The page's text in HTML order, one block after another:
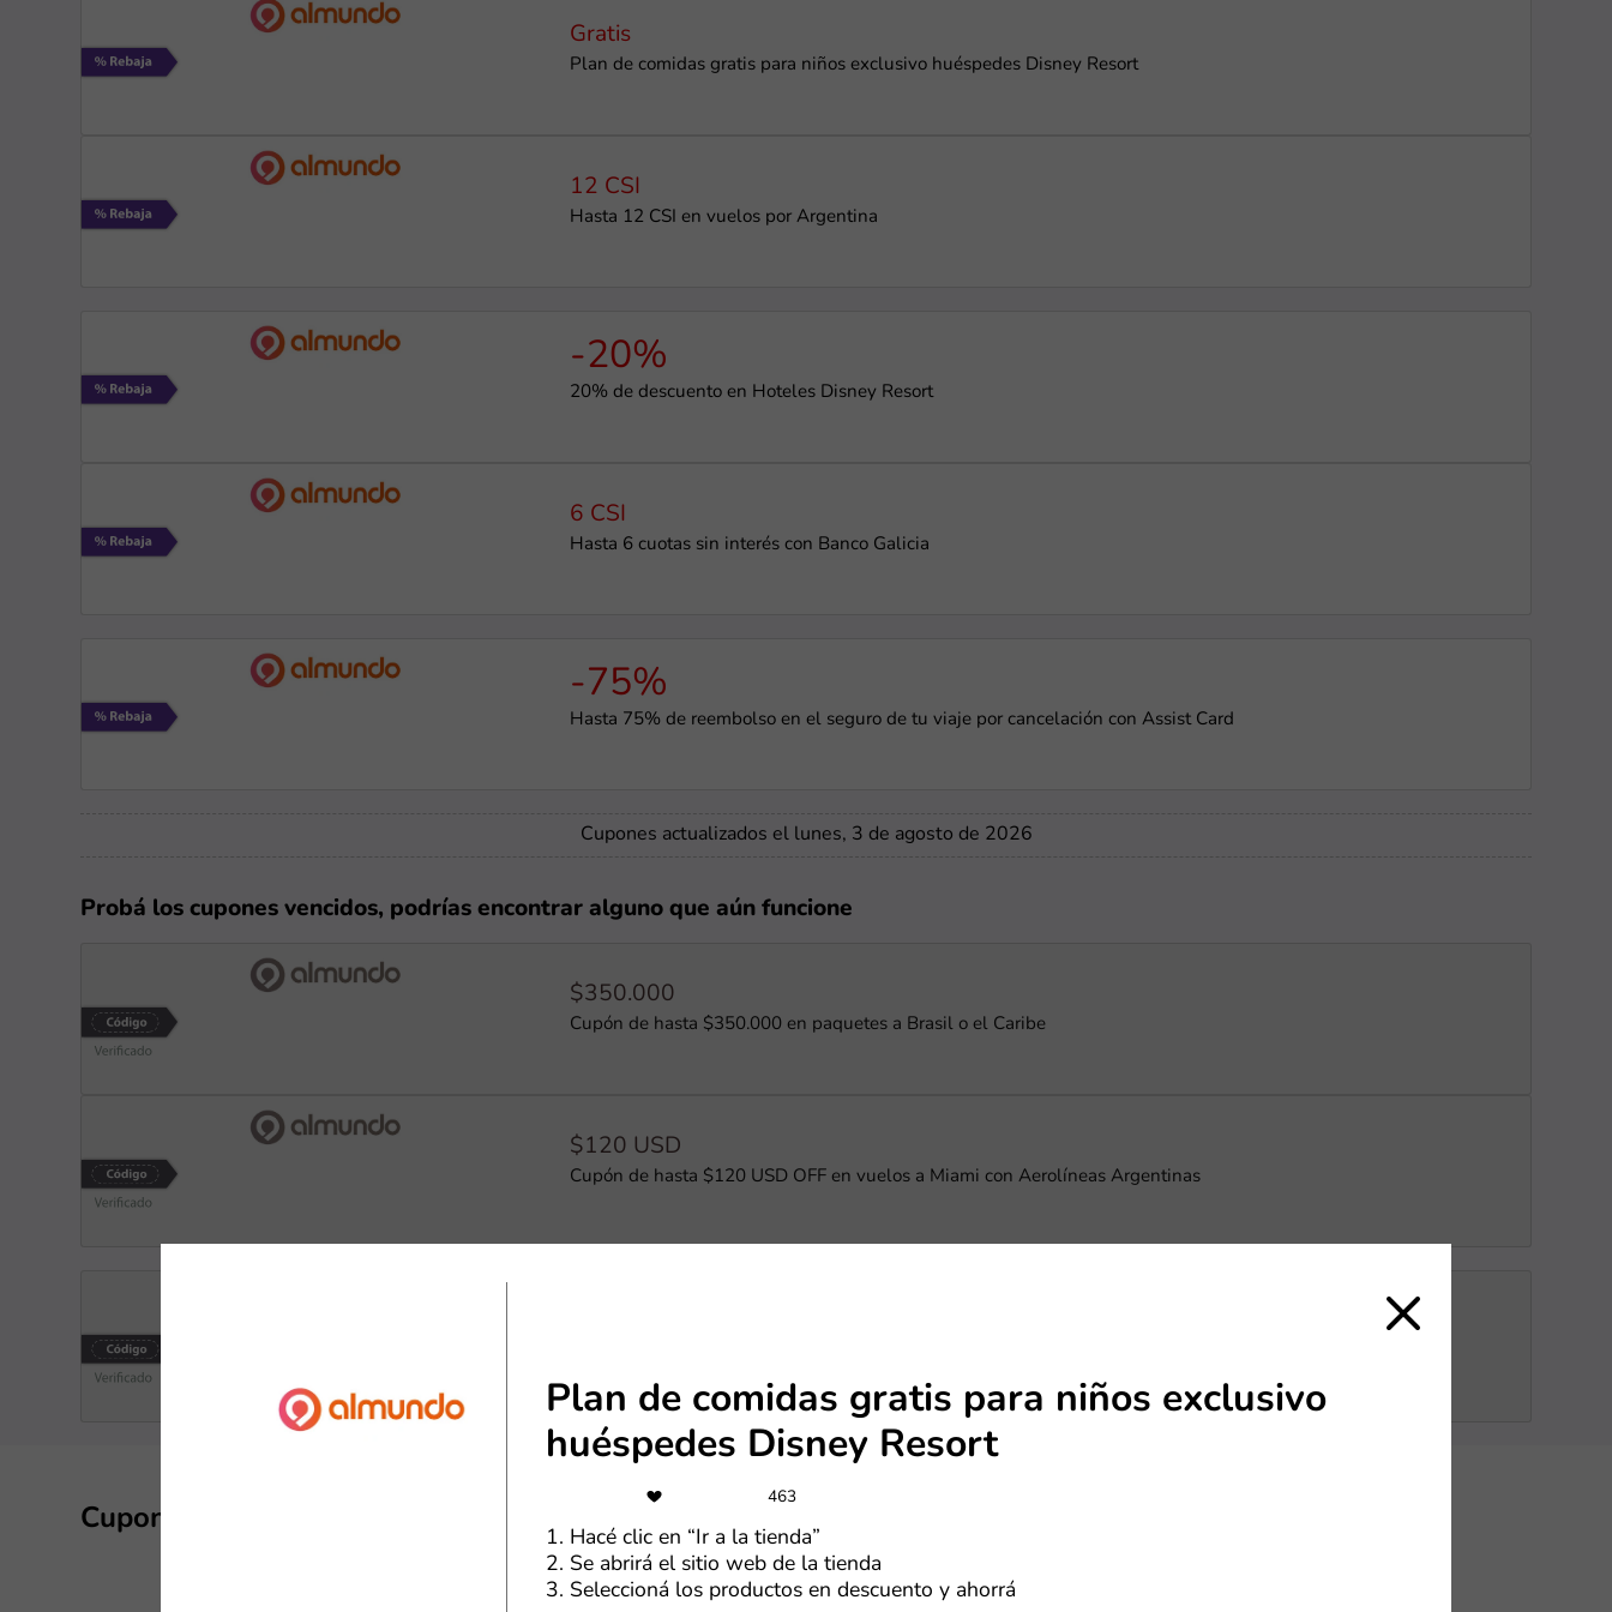
Gratis
Plan de comidas gratis para niños exclusivo huéspedes Disney Resort
12 CSI
Hasta 12 CSI en vuelos por Argentina
-20%
20% de descuento en Hoteles Disney Resort
6 CSI
Hasta 6 cuotas sin interés con Banco Galicia
-75%
Hasta 75% de reembolso en el seguro de tu viaje por cancelación con Assist Card
Cupones actualizados el lunes, 3 de agosto de 2026
Probá los cupones vencidos, podrías encontrar alguno que aún funcione
$350.000
Cupón de hasta $350.000 en paquetes a Brasil o el Caribe
$120 USD
Cupón de hasta $120 USD OFF en vuelos a Miami con Aerolíneas Argentinas
Cupones y descuentos de AlMundo
Almundo es una agencia de viajes con presencia en todo el país, especializada en
paquetes turísticos, vuelos, hoteles, alquiler de autos y actividades en los destinos más
Plan de comidas gratis para niños exclusivo
huéspedes Disney Resort
463
1. Hacé clic en “Ir a la tienda”
2. Se abrirá el sitio web de la tienda
3. Seleccioná los productos en descuento y ahorrá